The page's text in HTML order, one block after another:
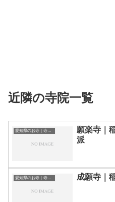
近隣の寺院一覧
愛知県のお寺｜寺院一覧
願楽寺｜
派
愛知県のお寺｜寺院一覧 成願寺｜